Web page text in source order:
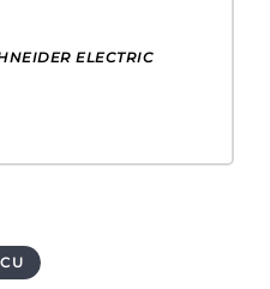
ELECTRIC